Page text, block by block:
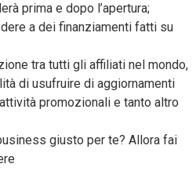
prima e dopo l’apertura;
a dei finanziamenti fatti su
tra tutti gli affiliati nel mondo,
di usufruire di aggiornamenti
promozionali e tanto altro
giusto per te? Allora fai